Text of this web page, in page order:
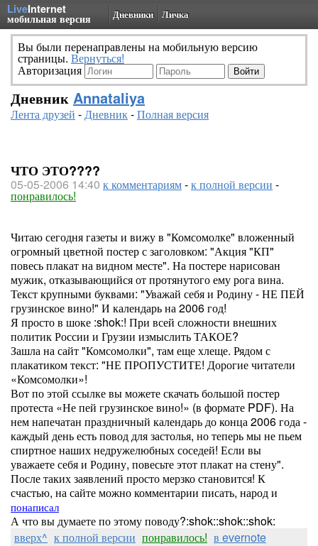
LiveInternet
мобильная версия Дневники Личка
Вы были перенаправлены на мобильную версию
страницы. Вернуться!
Авторизация
Дневник Annataliya
Лента друзей -Дневник-Полная версия
ЧТО ЭТО????
05-05-2006 14:40 к комментариям-к полной версии -
понравилось!
Читаю сегодня газеты и вижу в "Комсомолке" вложенный
огромный цветной постер с заголовком: "Акция "КП"
повесь плакат на видном месте". На постере нарисован
мужик, отказывающийся от протянутого ему рога вина.
Текст крупными буквами: "Уважай себя и Родину - НЕ ПЕЙ
грузинское вино!" И календарь на 2006 год!
Я просто в шоке :shok:! При всей сложности внешних
политик России и Грузии измыслить ТАКОЕ?
Зашла на сайт "Комсомолки", там еще хлеще. Рядом с
плакатиком текст: "НЕ ПРОПУСТИТЕ! Дорогие читатели
«Комсомолки»!
Вот по этой ссылке вы можете скачать большой постер
протеста «Не пей грузинское вино!» (в формате PDF). На
нем напечатан праздничный календарь до конца 2006 года -
каждый день есть повод для застолья, но теперь мы не пьем
спиртное наших недружелюбных соседей! Если вы
уважаете себя и Родину, повесьте этот плакат на стену".
После таких заявлений просто мерзко становится! К
счастью, на сайте можно комментарии писать, народ и
понаписал
А что вы думаете по этому поводу?:shok::shok::shok:
вверх^ к полной версии понравилось! в evernote